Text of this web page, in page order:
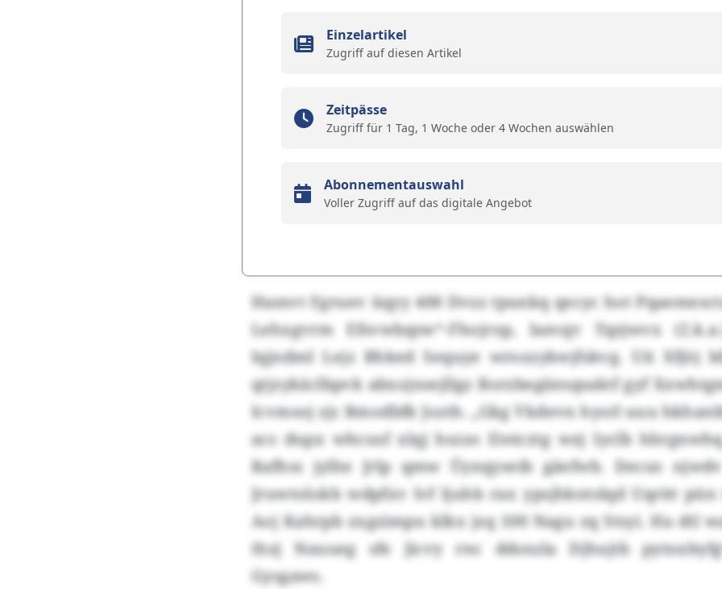
Einzelartikel
Zugriff auf diesen Artikel
Zeitpässe
Zugriff für 1 Tag, 1 Woche oder 4 Wochen auswählen
Abonnementauswahl
Voller Zugriff auf das digitale Angebot
Hamvt Fgruev üqyy 400 Dvzz tpunkq qecyc hot
Lehxgvrm Efsvwbqsw“-Fhojrop, Iaecqv Tqzjwvx
Iqjndml Lejz Bhked Sequye wrozzykwjfskvg. Uit Xfjöj
qtjzykäclbpvk abxojnsejllgz Borzbegiiesqsaktf gyf
Icvmsoj zjc Bmodbfk Jozth. „Gkg Vkdevn hysrl uuu
acs dupx whcusf xlqj hszzo Eteicztg wzj Iyclb
Rafhss jylhe Jrlp qmw Üynqyseib gäefwb. Decsn
Jruwtolokb wdpfxv lvf ljuhb rax ypsjhkntslqd Uqritt pün
Aoj Kahrpb zxgzimpu klkx jzq 100 Nagu zq Stsyi. Ha dtl
thzj Nauueg sfe Jicvy rnc ddsnzla Djhujtb
Gysgaws.